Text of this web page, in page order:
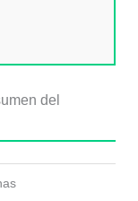
del